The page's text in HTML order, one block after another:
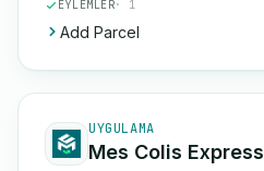
EYLEMLER· 1
Add Parcel
UYGULAMA
Mes Colis Express